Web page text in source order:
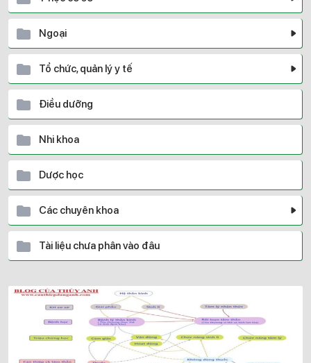
Ngoại
Tổ chức, quản lý y tế
Điều dưỡng
Nhi khoa
Dược học
Các chuyên khoa
Tài liệu chưa phân vào đâu